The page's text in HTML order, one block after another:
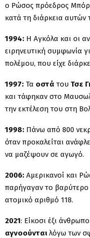
ο Ρώσος πρόεδρος
κατά τη διάρκεια αυτών
1994: Η Αγκόλα και οι
ειρηνευτική συμφωνία
πολέμου, που είχε
1997: Τα οστά του Τσε
και τάφηκαν στο
την εκτέλεση του στη
1998: Πάνω από 800
όταν προκαλείται
να μαζέψουν σε αγωγό.
2006: Αμερικανοί και
παρήγαγαν το βαρύτερο
ατομικό αριθμό 118.
2021: Είκοσι έξι
αγνοούνται λόγω των